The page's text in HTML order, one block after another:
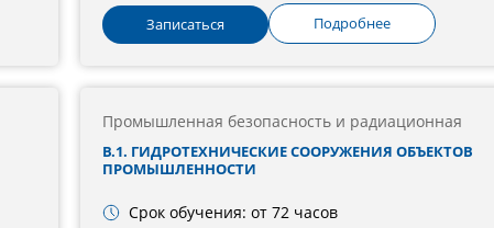
Записаться Подробнее
Промышленная безопасность и радиационная
В.1. ГИДРОТЕХНИЧЕСКИЕ СООРУЖЕНИЯ ОБЪЕКТОВ
ПРОМЫШЛЕННОСТИ
Срок обучения: от 72 часов